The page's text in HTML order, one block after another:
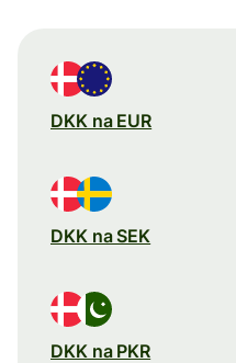
DKK na EUR
DKK na SEK
DKK na PKR